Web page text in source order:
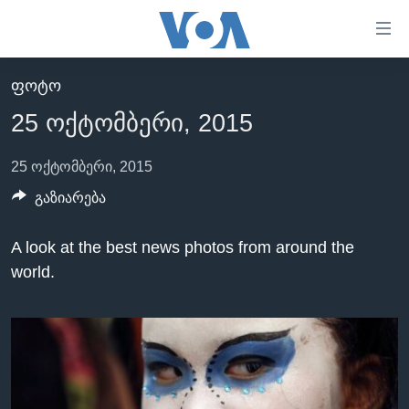
ხელმისაწვდომობისთვის
გადადით
მთავარზე
გადადით
ნავიგაციაზე
გადადით
ᲛᲗᲐᲕᲐᲠᲘ
ᲐᲮᲐᲚᲘ ᲐᲛᲑᲔᲑᲘ
ᲡᲐᲥᲐᲠᲗᲕᲔᲚᲝ
ᲐᲨᲨ
ᲛᲡᲝᲤᲚᲘᲝ
ᲒᲐᲓᲐᲪᲔᲛᲔᲑᲘ
ᲕᲐᲨᲘᲜᲒᲢᲝᲜᲘ ᲓᲦᲔᲡ
ᲮᲔᲓᲕᲐ ᲕᲐᲨᲘᲜᲒᲢᲝᲜᲘᲓᲐᲜ
ᲡᲮᲕᲐ ᲡᲘᲐᲮᲚᲔᲔᲑᲘ
ᲞᲝᲚᲘᲢᲘᲙᲐ
ᲠᲣᲡᲔᲗᲘᲡ ᲨᲔᲭᲠᲐ ᲣᲙᲠᲐᲘᲜᲐᲨᲘ
ᲤᲝᲢᲝ
25 ოქტომბერი, 2015
25 ოქტომბერი, 2015
A look at the best news photos from around the
world.
გაზიარება